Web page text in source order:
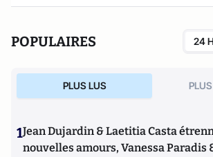
POPULAIRES 24
PLUS LUS
1Jean Dujardin & Laetitia Casta
nouvelles amours, Vanessa Paradis